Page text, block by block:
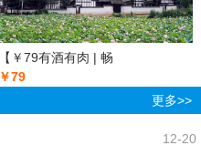
【￥79有酒有肉 | 畅
￥79
更多>>
12-20